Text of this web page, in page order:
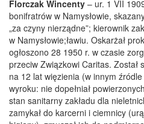
Florczak Wincenty – ur. 1 VII
bonifratrów w Namysłowie,
„za czyny nierządne”; kierownik
w Namysłowie;ławiu. Oskarżał
ogłoszono 28 1950 r. w czasie
przeciw Związkowi Caritas.
na 12 lat więzienia (w innym
wyroku: nie dopełniał
stan sanitarny zakładu dla
zamykał do karcerni i ciemnicy